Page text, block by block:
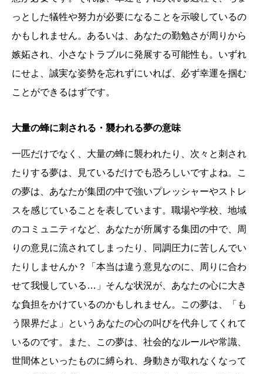
っとした犠牲や努力が必要になることを示唆しているの
かもしれません。あるいは、あなたの勤勉さが周りから
嫉妬され、小さなトラブルに発展する可能性も。いずれ
にせよ、誠実な姿勢を忘れずにいれば、必ず幸運を掴む
ことができるはずです。
大量の蜂に刺される・襲われる夢の意味
一匹だけでなく、大量の蜂に襲われたり、次々と刺され
たりする夢は、見ているだけでも恐ろしいですよね。こ
の夢は、あなたが集団の中で強いプレッシャーやストレ
スを感じていることを表しています。職場や学校、地域
のコミュニティなど、あなたが所属する集団の中で、周
りの意見に流されてしまったり、同調圧力に苦しんでい
たりしませんか？「本当は違う意見なのに、周りに合わ
せて我慢している…」そんな状況が、あなたの心に大き
な負担をかけているのかもしれません。この夢は、「も
う限界だよ」というあなたの心の叫びを代弁してくれて
いるのです。また、この夢は、社会的なルールや常識、
世間体といったものに縛られ、身動きが取れなくなって